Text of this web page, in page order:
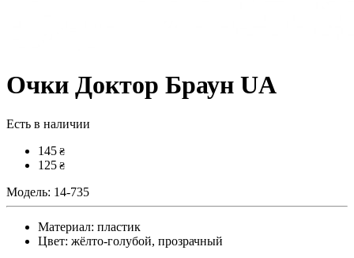
Очки Доктор Браун UA
Есть в наличии
145 ₴
125 ₴
Модель: 14-735
Материал: пластик
Цвет: жёлто-голубой, прозрачный